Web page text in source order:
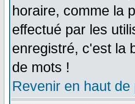
horaire, comme la
effectué par les
enregistré, c'est la
de mots !
Revenir en haut de